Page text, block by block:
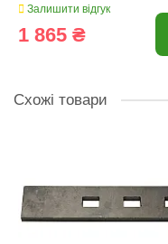
Залишити відгук
1 865 ₴
Схожі товари